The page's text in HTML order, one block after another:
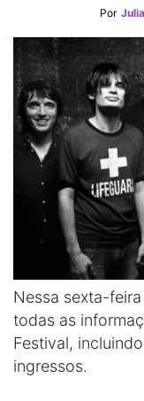
Por
Nessa sexta-
todas as
Festival,
ingressos.